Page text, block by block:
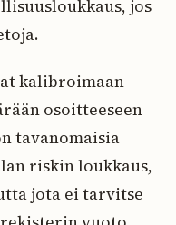
jos
kalibroimaan
osoitteeseen
tavanomaisia
riskin loukkaus,
jota ei tarvitse